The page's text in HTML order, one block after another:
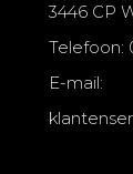
3446 CP
Telefoon:
E-mail: